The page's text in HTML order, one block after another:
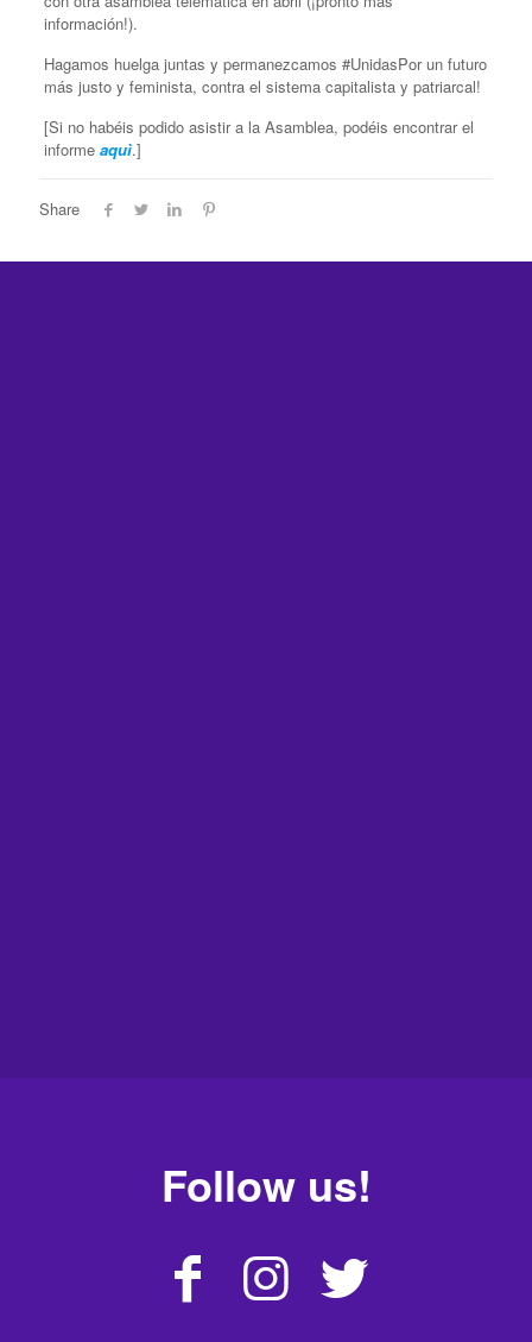
información!).
Hagamos huelga juntas y permanezcamos #UnidasPor un futuro
más justo y feminista, contra el sistema capitalista y patriarcal!
[Si no habéis podido asistir a la Asamblea, podéis encontrar el
informe aquì.]
Share
Follow us!